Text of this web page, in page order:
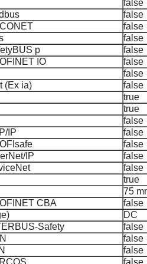
false
false
false
false
p
false
IO
false
false
(Ex ia)
false
true
true
false
IP
false
false
IP
false
false
true
75
CBA
false
DC
Safety
false
false
false